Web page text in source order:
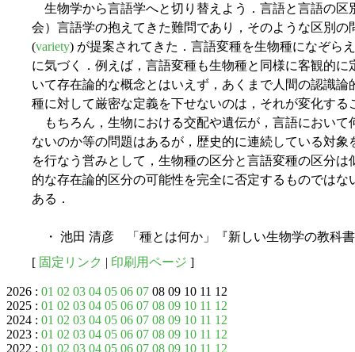
生物学から言語学へと切り替えよう．言語と言語の区
会）言語学の抱えてきた難問であり，そのような区別
(variety) が提案されてきた．言語変種を生物種になぞら
に気づく．例えば，言語変種も生物種と同様に客観的
いて存在論的な概念とはいえず，あくまで人間の認識
種に対して厳密な定義を下せないのは，それが変化す
もちろん，生物における交配や遺伝が，言語において
ないのか等の問題はあるが，歴史的に連続している対
を行なう営みとして，生物種の区分と言語変種の区分
的な存在論的区分の可能性を完全に否定するものでは
ある．
・ 池田 清彦 「種とは何か」『新しい生物学の教科
[ 固定リンク | 印刷用ページ ]
2026 : 01 02 03 04 05 06 07 08 09 10 11 12
2025 : 01 02 03 04 05 06 07 08 09 10 11 12
2024 : 01 02 03 04 05 06 07 08 09 10 11 12
2023 : 01 02 03 04 05 06 07 08 09 10 11 12
2022 : 01 02 03 04 05 06 07 08 09 10 11 12